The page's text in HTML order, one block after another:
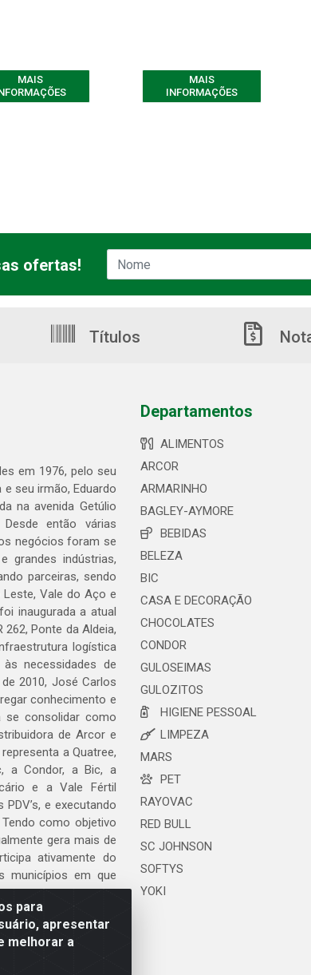
MAIS
MAIS
INFORMAÇÕES
para
apresentar
melhorar a
ofertas!
Títulos
em 1976, pelo seu
seu irmão, Eduardo
na avenida Getúlio
então várias
negócios foram se
grandes indústrias,
parceiras, sendo
Vale do Aço e
inaugurada a atual
262, Ponte da Aldeia,
logística
necessidades de
2010, José Carlos
conhecimento e
se consolidar como
de Arcor e
a Quatree,
a Condor, a Bic, a
e a Vale Fértil
e executando
como objetivo
gera mais de
ativamente do
municípios em que
Departamentos
ALIMENTOS
ARCOR
ARMARINHO
BAGLEY-AYMORE
BEBIDAS
BELEZA
BIC
CASA E DECORAÇÃO
CHOCOLATES
CONDOR
GULOSEIMAS
GULOZITOS
HIGIENE PESSOAL
LIMPEZA
MARS
PET
RAYOVAC
RED BULL
SC JOHNSON
SOFTYS
YOKI